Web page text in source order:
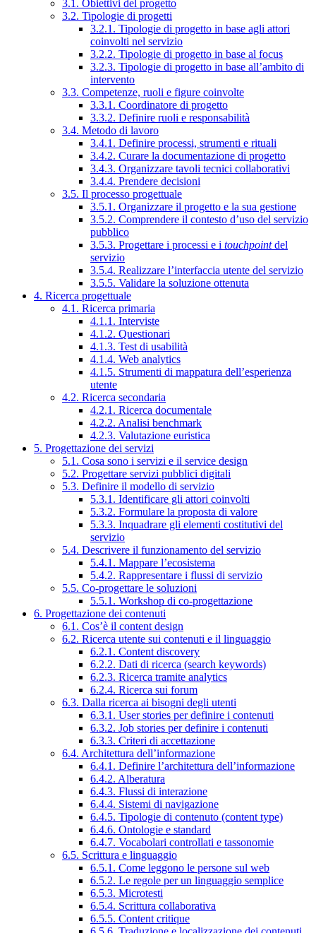
3.1. Obiettivi del progetto
3.2. Tipologie di progetti
3.2.1. Tipologie di progetto in base agli attori
coinvolti nel servizio
3.2.2. Tipologie di progetto in base al focus
3.2.3. Tipologie di progetto in base all’ambito di
intervento
3.3. Competenze, ruoli e figure coinvolte
3.3.1. Coordinatore di progetto
3.3.2. Definire ruoli e responsabilità
3.4. Metodo di lavoro
3.4.1. Definire processi, strumenti e rituali
3.4.2. Curare la documentazione di progetto
3.4.3. Organizzare tavoli tecnici collaborativi
3.4.4. Prendere decisioni
3.5. Il processo progettuale
3.5.1. Organizzare il progetto e la sua gestione
3.5.2. Comprendere il contesto d’uso del servizio
pubblico
3.5.3. Progettare i processi e i touchpointdel
servizio
3.5.4. Realizzare l’interfaccia utente del servizio
3.5.5. Validare la soluzione ottenuta
4. Ricerca progettuale
4.1. Ricerca primaria
4.1.1. Interviste
4.1.2. Questionari
4.1.3. Test di usabilità
4.1.4. Web analytics
4.1.5. Strumenti di mappatura dell’esperienza
utente
4.2. Ricerca secondaria
4.2.1. Ricerca documentale
4.2.2. Analisi benchmark
4.2.3. Valutazione euristica
5. Progettazione dei servizi
5.1. Cosa sono i servizi e il service design
5.2. Progettare servizi pubblici digitali
5.3. Definire il modello di servizio
5.3.1. Identificare gli attori coinvolti
5.3.2. Formulare la proposta di valore
5.3.3. Inquadrare gli elementi costitutivi del
servizio
5.4. Descrivere il funzionamento del servizio
5.4.1. Mappare l’ecosistema
5.4.2. Rappresentare i flussi di servizio
5.5. Co-progettare le soluzioni
5.5.1. Workshop di co-progettazione
6. Progettazione dei contenuti
6.1. Cos’è il content design
6.2. Ricerca utente sui contenuti e il linguaggio
6.2.1. Content discovery
6.2.2. Dati di ricerca (search keywords)
6.2.3. Ricerca tramite analytics
6.2.4. Ricerca sui forum
6.3. Dalla ricerca ai bisogni degli utenti
6.3.1. User stories per definire i contenuti
6.3.2. Job stories per definire i contenuti
6.3.3. Criteri di accettazione
6.4. Architettura dell’informazione
6.4.1. Definire l’architettura dell’informazione
6.4.2. Alberatura
6.4.3. Flussi di interazione
6.4.4. Sistemi di navigazione
6.4.5. Tipologie di contenuto (content type)
6.4.6. Ontologie e standard
6.4.7. Vocabolari controllati e tassonomie
6.5. Scrittura e linguaggio
6.5.1. Come leggono le persone sul web
6.5.2. Le regole per un linguaggio semplice
6.5.3. Microtesti
6.5.4. Scrittura collaborativa
6.5.5. Content critique